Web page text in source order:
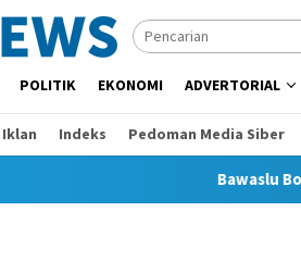
POLITIK EKONOMI ADVERTORIAL
Indeks Pedoman Media Siber
Bawaslu Bontang